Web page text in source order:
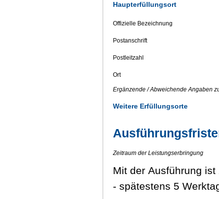
Haupterfüllungsort
Offizielle Bezeichnung
Postanschrift
Postleitzahl
Ort
Ergänzende / Abweichende Angaben
Weitere Erfüllungsorte
Zeitraum der Leistungserbringung
Mit der Ausführung
- spätestens 5